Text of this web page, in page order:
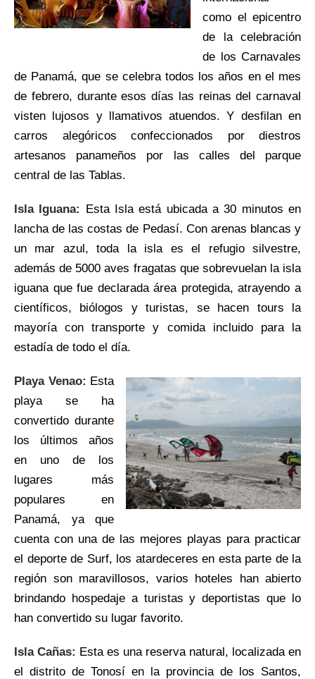
como el epicentro
de la celebración
de los Carnavales
de Panamá, que se celebra todos los años en el mes
de febrero, durante esos días las reinas del carnaval
visten lujosos y llamativos atuendos. Y desfilan en
carros alegóricos confeccionados por diestros
artesanos panameños por las calles del parque
central de las Tablas.
Isla Iguana: Esta Isla está ubicada a 30 minutos en
lancha de las costas de Pedasí. Con arenas blancas y
un mar azul, toda la isla es el refugio silvestre,
además de 5000 aves fragatas que sobrevuelan la isla
iguana que fue declarada área protegida, atrayendo a
científicos, biólogos y turistas, se hacen tours la
mayoría con transporte y comida incluido para la
estadía de todo el día.
Playa Venao: Esta
playa se ha
convertido durante
los últimos años
en uno de los
lugares más
populares en
Panamá, ya que
cuenta con una de las mejores playas para practicar
el deporte de Surf, los atardeceres en esta parte de la
región son maravillosos, varios hoteles han abierto
brindando hospedaje a turistas y deportistas que lo
han convertido su lugar favorito.
Isla Cañas: Esta es una reserva natural, localizada en
el distrito de Tonosí en la provincia de los Santos,